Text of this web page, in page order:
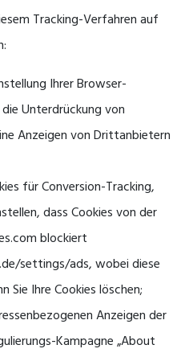
Tracking-Verfahren auf
Ihrer Browser-
Unterdrückung von
Anzeigen von Drittanbietern
für Conversion-Tracking,
dass Cookies von der
blockiert
settings/ads, wobei diese
Sie Ihre Cookies löschen;
Anzeigen der
Kampagne „About